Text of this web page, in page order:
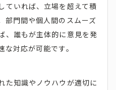
ていれば、立場を超えて積
部門間や個人間のスムーズ
、誰もが主体的に意見を発
対応が可能です。
た知識やノウハウが適切に